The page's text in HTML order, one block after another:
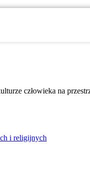
człowieka na
i religijnych